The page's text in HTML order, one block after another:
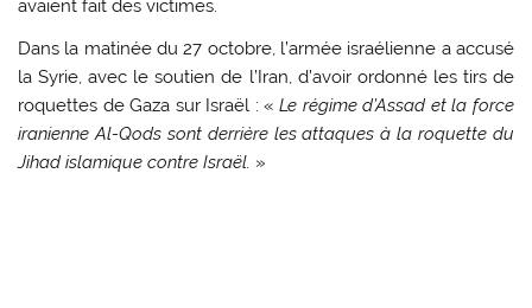
avaient fait des victimes.
Dans la matinée du 27 octobre, l’armée israélienne a accusé
la Syrie, avec le soutien de l’Iran, d’avoir ordonné les tirs de
roquettes de Gaza sur Israël : «Le régime d’Assad et la force
iranienne Al-Qods sont derrière les attaques à la roquette du
Jihad islamique contre Israël. »